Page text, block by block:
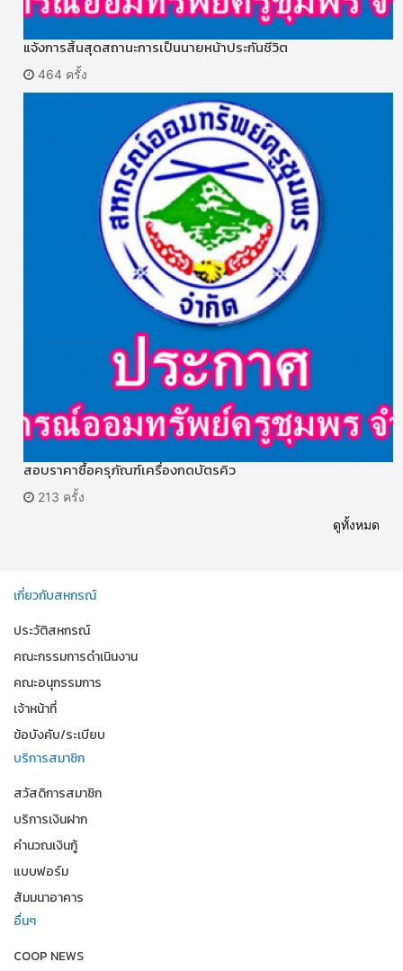
แจ้งการสิ้นสุดสถานะการเป็นนายหน้าประกันชีวิต
464 ครั้ง
สอบราคาซื้อครุภัณฑ์เครื่องกดบัตรคิว
213 ครั้ง
ดูทั้งหมด
เกี่ยวกับสหกรณ์
ประวัติสหกรณ์
คณะกรรมการดำเนินงาน
คณะอนุกรรมการ
เจ้าหน้าที่
ข้อบังคับ/ระเบียบ
บริการสมาชิก
สวัสดิการสมาชิก
บริการเงินฝาก
คำนวณเงินกู้
แบบฟอร์ม
สัมมนาอาคาร
อื่นๆ
COOP NEWS